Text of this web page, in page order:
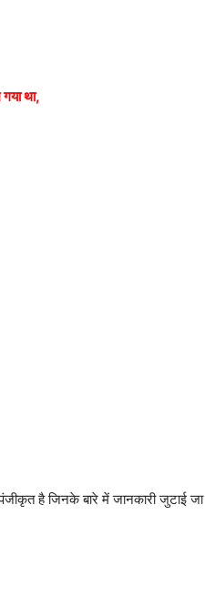
था,
है जिनके बारे में जानकारी जुटाई जा